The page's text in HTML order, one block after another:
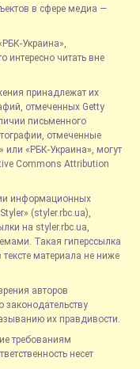
в сфере медиа —
Украина»,
интересно читать вне
принадлежат их
отмеченных Getty
письменного
отмеченные
или «РБК-Украина», могут
Commons Attribution
информационных
(styler.rbc.ua),
на styler.rbc.ua,
Такая гиперссылка
материала не ниже
авторов
их правдивости.
требованиям
несет